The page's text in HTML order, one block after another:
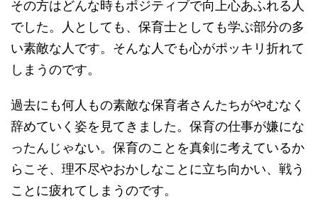
その方はどんな時もポジティブで向上心あふれる人
でした。人としても、保育士としても学ぶ部分の多
い素敵な人です。そんな人でも心がポッキリ折れて
しまうのです。
過去にも何人もの素敵な保育者さんたちがやむなく
辞めていく姿を見てきました。保育の仕事が嫌にな
ったんじゃない。保育のことを真剣に考えているか
らこそ、理不尽やおかしなことに立ち向かい、戦う
ことに疲れてしまうのです。